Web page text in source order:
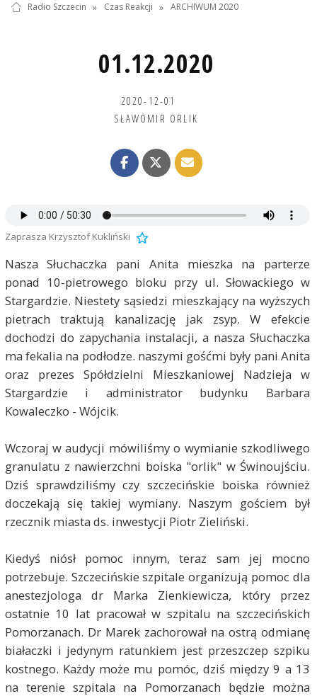
Radio Szczecin » Czas Reakcji » ARCHIWUM 2020
01.12.2020
2020-12-01
SŁAWOMIR ORLIK
Zaprasza Krzysztof Kukliński
Nasza Słuchaczka pani Anita mieszka na parterze
ponad 10-pietrowego bloku przy ul. Słowackiego w
Stargardzie. Niestety sąsiedzi mieszkający na wyższych
pietrach traktują kanalizację jak zsyp. W efekcie
dochodzi do zapychania instalacji, a nasza Słuchaczka
ma fekalia na podłodze. naszymi gośćmi były pani Anita
oraz prezes Spółdzielni Mieszkaniowej Nadzieja w
Stargardzie i administrator budynku Barbara
Kowaleczko - Wójcik.
Wczoraj w audycji mówiliśmy o wymianie szkodliwego
granulatu z nawierzchni boiska "orlik" w Świnoujściu.
Dziś sprawdziliśmy czy szczecińskie boiska również
doczekają się takiej wymiany. Naszym gościem był
rzecznik miasta ds. inwestycji Piotr Zieliński.
Kiedyś niósł pomoc innym, teraz sam jej mocno
potrzebuje. Szczecińskie szpitale organizują pomoc dla
anestezjologa dr Marka Zienkiewicza, który przez
ostatnie 10 lat pracował w szpitalu na szczecińskich
Pomorzanach. Dr Marek zachorował na ostrą odmianę
białaczki i jedynym ratunkiem jest przeszczep szpiku
kostnego. Każdy może mu pomóc, dziś między 9 a 13
na terenie szpitala na Pomorzanach będzie można